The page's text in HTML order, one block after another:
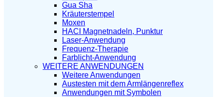
Gua Sha
Kräuterstempel
Moxen
HACI Magnetnadeln, Punktur
Laser-Anwendung
Frequenz-Therapie
Farblicht-Anwendung
WEITERE ANWENDUNGEN
Weitere Anwendungen
Austesten mit dem Armlängenreflex
Anwendungen mit Symbolen